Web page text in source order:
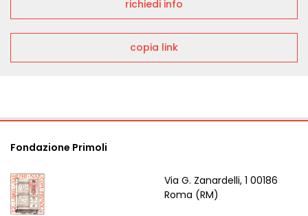
richiedi info
copia link
Fondazione Primoli
Via G. Zanardelli, 1 00186
Roma (RM)